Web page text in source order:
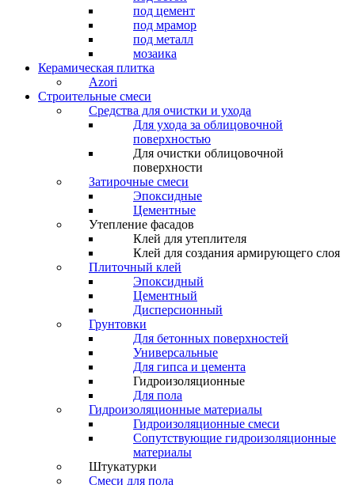
под цемент
под мрамор
под металл
мозаика
Керамическая плитка
Azori
Строительные смеси
Средства для очистки и ухода
Для ухода за облицовочной
поверхностью
Для очистки облицовочной
поверхности
Затирочные смеси
Эпоксидные
Цементные
Утепление фасадов
Клей для утеплителя
Клей для создания армирующего слоя
Плиточный клей
Эпоксидный
Цементный
Дисперсионный
Грунтовки
Для бетонных поверхностей
Универсальные
Для гипса и цемента
Гидроизоляционные
Для пола
Гидроизоляционные материалы
Гидроизоляционные смеси
Сопутствующие гидроизоляционные
материалы
Штукатурки
Смеси для пола